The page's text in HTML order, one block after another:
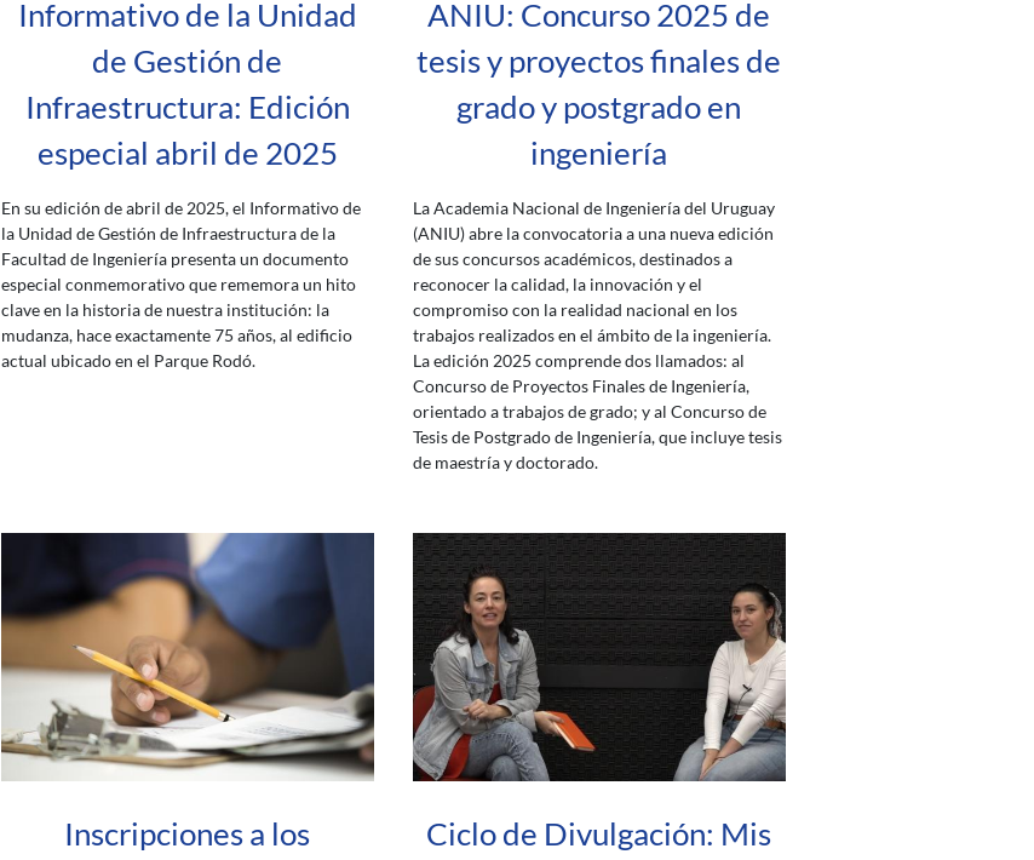
Informativo de la Unidad
de Gestión de
Infraestructura: Edición
especial abril de 2025
En su edición de abril de 2025, el Informativo de
la Unidad de Gestión de Infraestructura de la
Facultad de Ingeniería presenta un documento
especial conmemorativo que rememora un hito
clave en la historia de nuestra institución: la
mudanza, hace exactamente 75 años, al edificio
actual ubicado en el Parque Rodó.
ANIU: Concurso 2025 de
tesis y proyectos finales de
grado y postgrado en
ingeniería
La Academia Nacional de Ingeniería del Uruguay
(ANIU) abre la convocatoria a una nueva edición
de sus concursos académicos, destinados a
reconocer la calidad, la innovación y el
compromiso con la realidad nacional en los
trabajos realizados en el ámbito de la ingeniería.
La edición 2025 comprende dos llamados: al
Concurso de Proyectos Finales de Ingeniería,
orientado a trabajos de grado; y al Concurso de
Tesis de Postgrado de Ingeniería, que incluye tesis
de maestría y doctorado.
Inscripciones a los
Ciclo de Divulgación: Mis